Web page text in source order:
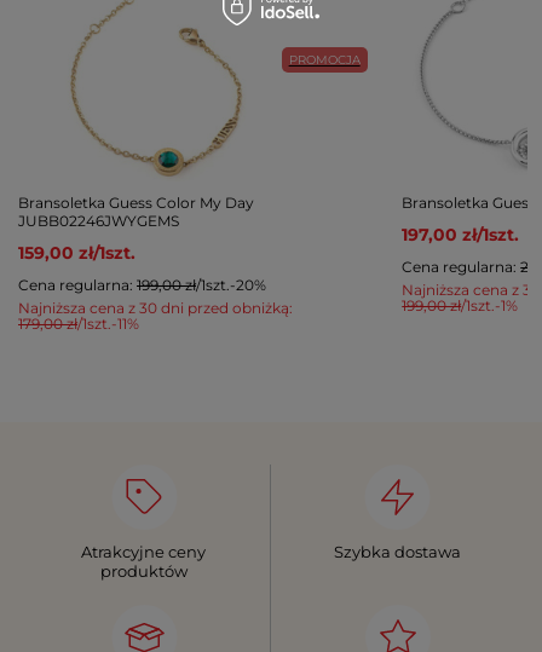
PROMOCJA
Bransoletka Guess Color My Day
JUBB02246JWYGEMS
159,00 zł/1szt.
Najniższa cena z 30 dni przed obniżką:
179,00 zł/1szt.-11%
Cena regularna: 199,00 zł/1szt.-20%
Bransoletka
197,00 zł/1szt.
Najniższa cena z
199,00 zł/1szt.-1%
Cena regularna:
Atrakcyjne ceny
produktów
Szybka dostawa